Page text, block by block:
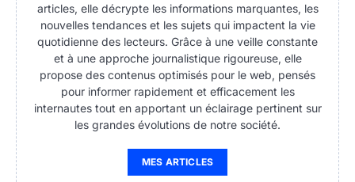
articles, elle décrypte les informations marquantes, les
nouvelles tendances et les sujets qui impactent la vie
quotidienne des lecteurs. Grâce à une veille constante
et à une approche journalistique rigoureuse, elle
propose des contenus optimisés pour le web, pensés
pour informer rapidement et efficacement les
internautes tout en apportant un éclairage pertinent sur
les grandes évolutions de notre société.
MES ARTICLES